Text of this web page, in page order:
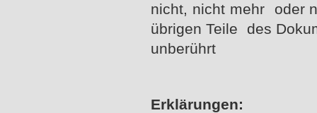
nicht, nicht mehr oder
übrigen Teile des
unberührt
Erklärungen: